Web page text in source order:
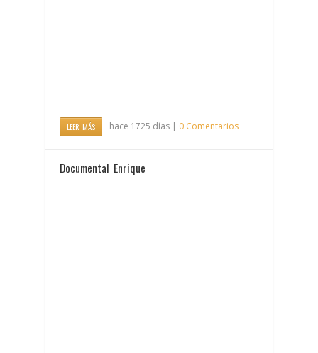
LEER MÁS hace 1725 días | 0 Comentarios
Documental Enrique